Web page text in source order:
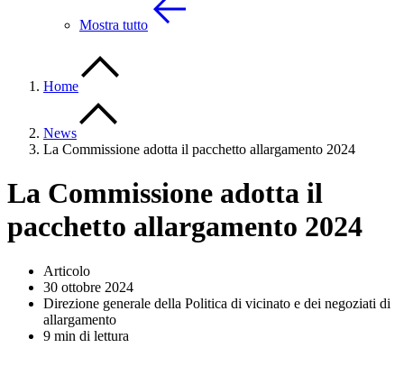
Mostra tutto
Home
News
La Commissione adotta il pacchetto allargamento 2024
La Commissione adotta il
pacchetto allargamento 2024
Articolo
30 ottobre 2024
Direzione generale della Politica di vicinato e dei negoziati di
allargamento
9 min di lettura